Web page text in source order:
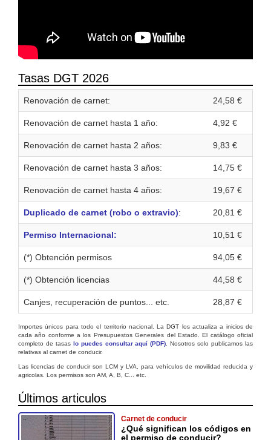
Tasas DGT 2026
Renovación de carnet: 24,58 €
Renovación de carnet hasta 1 año: 4,92 €
Renovación de carnet hasta 2 años: 9,83 €
Renovación de carnet hasta 3 años: 14,75 €
Renovación de carnet hasta 4 años: 19,67 €
Duplicado de carnet (robo o extravio): 20,81 €
Permiso Internacional: 10,51 €
(*) Obtención permisos 94,05 €
(*) Obtención licencias 44,58 €
Canjes, recuperación de puntos... etc. 28,87 €
Importes únicos para todo el territorio nacional. La DGT los actualiza a inicios de
cada año conforme a los Presupuestos Generales del Estado. El catálogo oficial
completo de tasas lo puedes consultar aquí (PDF) . Nosotros solo publicamos las
relativas al carnet de conducir.
Las licencias de conducir son LCM y LVA, para vehículos de movilidad reducida y
agricolas. Los permisos son AM, A, B, C... etc.
Últimos articulos
Carnet de conducir
¿Qué significan los códigos en
el permiso de conducir?